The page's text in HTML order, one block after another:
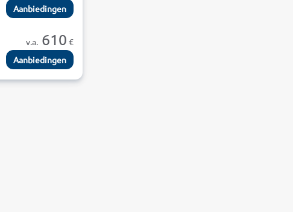
Aanbiedingen
v.a. 610 €
Aanbiedingen